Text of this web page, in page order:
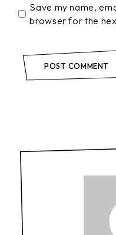
Save my name,
browser for the
POST COMMENT